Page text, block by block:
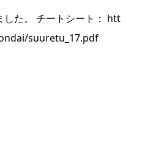
した。 チートシート： htt
suuretu_17.pdf